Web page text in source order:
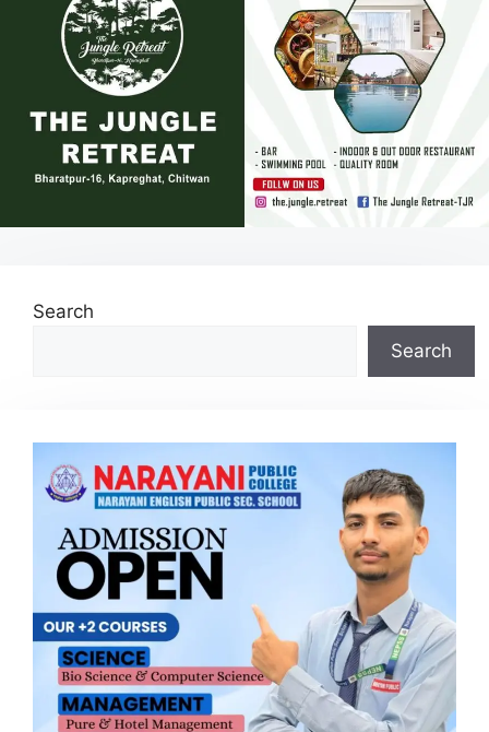
Search
Search